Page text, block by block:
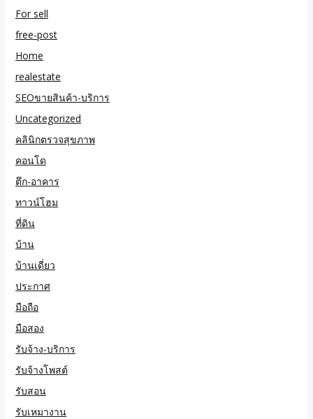
For sell
free-post
Home
realestate
SEOขายสินค้า-บริการ
Uncategorized
คลินิกตรวจสุขภาพ
คอนโด
ตึก-อาคาร
ทาวน์โฮม
ที่ดิน
บ้าน
บ้านเดี่ยว
ประกาศ
มือถือ
มือสอง
รับจ้าง-บริการ
รับจ้างโพสต์
รับสอน
รับเหมางาน